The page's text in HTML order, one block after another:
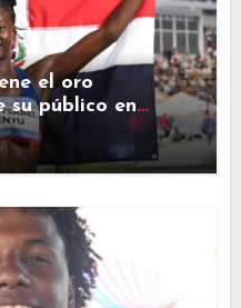
el oro
su público en